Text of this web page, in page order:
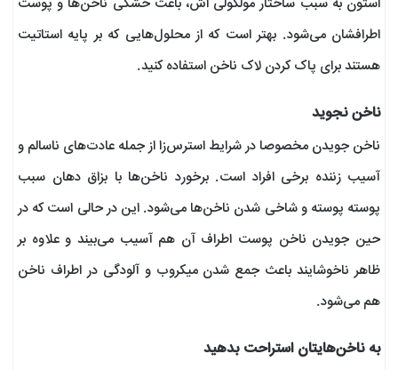
اطرافشان می‌شود. بهتر است که از محلول‌هایی که بر پایه استاتیت
هستند برای پاک کردن لاک ناخن استفاده کنید.
ناخن نجوید
ناخن جویدن مخصوصا در شرایط استرس‌زا از جمله عادت‌های ناسالم و
آسیب زننده برخی افراد است. برخورد ناخن‌ها با بزاق دهان سبب
پوسته پوسته و شاخی شدن ناخن‌ها می‌شود. این در حالی است که در
حین جویدن ناخن پوست اطراف آن هم آسیب می‌بیند و علاوه بر
ظاهر ناخوشایند باعث جمع شدن میکروب و آلودگی در اطراف ناخن
هم می‌شود.
به ناخن‌هایتان استراحت بدهید